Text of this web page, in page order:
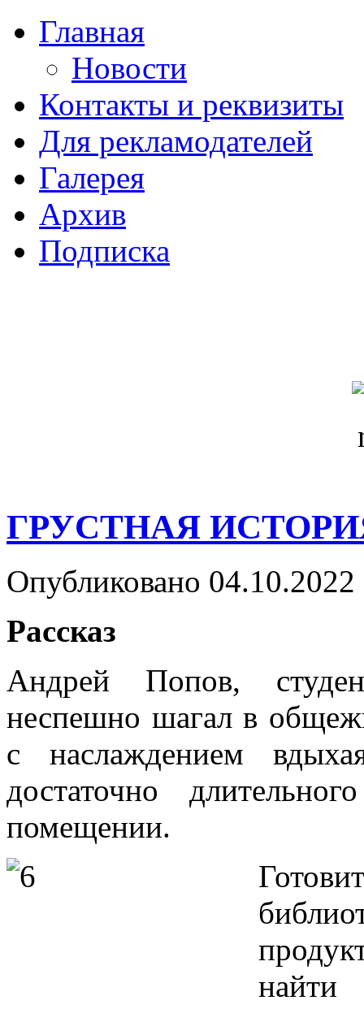
Главная
Новости
Контакты и реквизиты
Для рекламодателей
Галерея
Архив
Подписка
ГРУСТНАЯ
Опубликовано 04.10.2022
Рассказ
Андрей Попов,
неспешно шагал в
с наслаждением
достаточно
помещении.